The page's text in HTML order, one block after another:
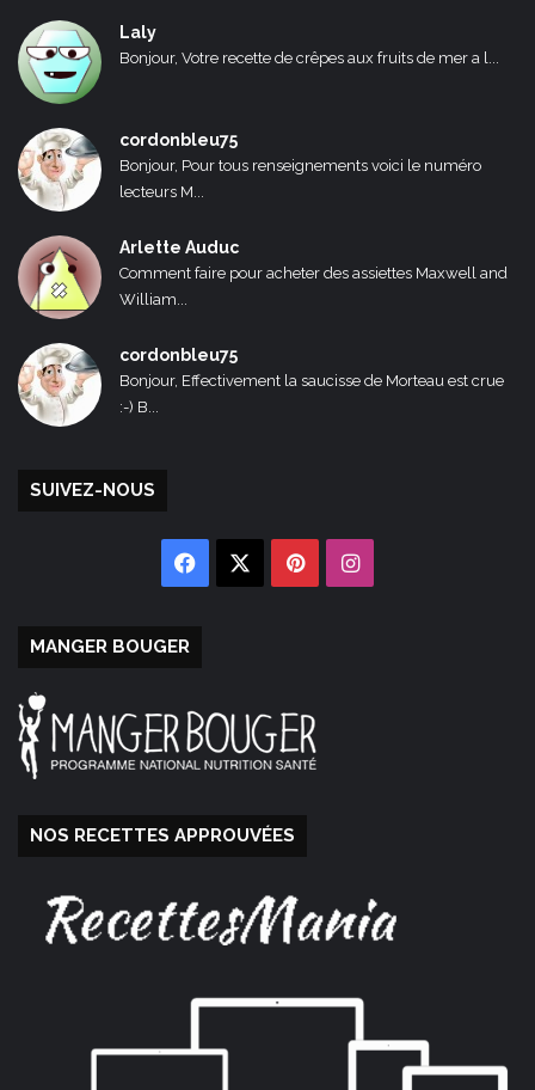
Laly
Bonjour, Votre recette de crêpes aux fruits de mer a l...
cordonbleu75
Bonjour, Pour tous renseignements voici le numéro
lecteurs M...
Arlette Auduc
Comment faire pour acheter des assiettes Maxwell and
William...
cordonbleu75
Bonjour, Effectivement la saucisse de Morteau est crue
:-) B...
SUIVEZ-NOUS
Facebook PinterestInstagram
MANGER BOUGER
NOS RECETTES APPROUVÉES